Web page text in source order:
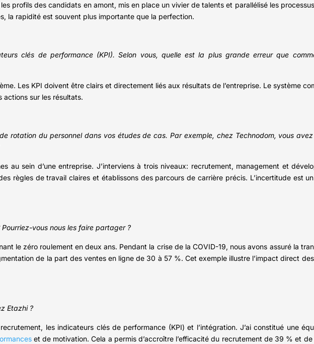
profils des candidats en amont, mis en place un vivier de talents et parallélisé les
la rapidité est souvent plus importante que la perfection.
clés de performance (KPI). Selon vous, quelle est la plus grande erreur que
Les KPI doivent être clairs et directement liés aux résultats de l’entreprise. Le système
actions sur les résultats.
rotation du personnel dans vos études de cas. Par exemple, chez Technodom, vous
au sein d’une entreprise. J’interviens à trois niveaux: recrutement, management et
règles de travail claires et établissons des parcours de carrière précis. L’incertitude est
vous nous les faire partager ?
le zéro roulement en deux ans. Pendant la crise de la COVID-19, nous avons assuré la
de la part des ventes en ligne de 30 à 57 %. Cet exemple illustre l’impact direct des
Etazhi ?
les indicateurs clés de performance (KPI) et l’intégration. J’ai constitué une
et de motivation. Cela a permis d’accroître l’efficacité du recrutement de 39 % et de